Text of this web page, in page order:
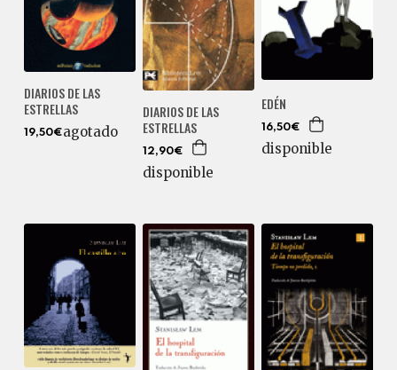
DIARIOS DE LAS
ESTRELLAS
19,50€agotado
DIARIOS DE LAS
ESTRELLAS
12,90€
disponible
EDÉN
16,50€
disponible